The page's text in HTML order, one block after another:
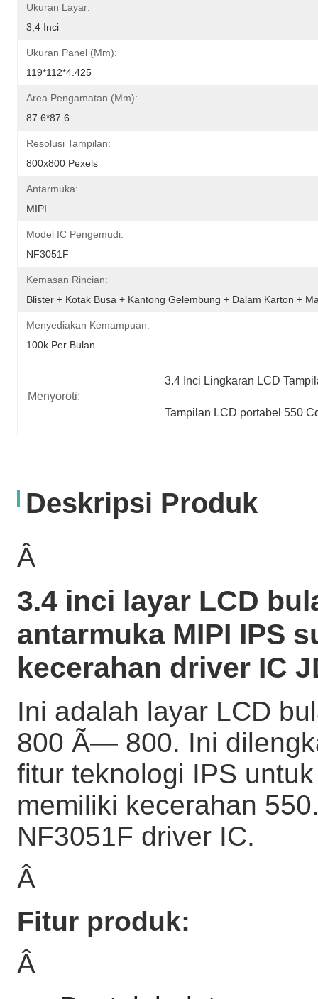
Ukuran Layar:
3,4 Inci
Ukuran Panel (mm):
119*112*4.425
Area Pengamatan (mm):
87.6*87.6
Resolusi Tampilan:
800x800 Pexels
Antarmuka:
MIPI
Model IC Pengemudi:
NF3051F
Kemasan Rincian:
Blister + Kotak Busa + Kantong Gelembung + Dalam Karton +
Menyediakan Kemampuan:
100k Per Bulan
Menyoroti:
3.4 Inci Lingkaran LCD
Tampilan LCD portabel 550
Deskripsi Produk
Â
3.4 inci layar LCD
antarmuka MIPI IPS
kecerahan driver IC
Ini adalah layar LCD
800 Ã— 800. Ini
fitur teknologi IPS
memiliki kecerahan
NF3051F driver IC.
Â
Fitur produk:
Â